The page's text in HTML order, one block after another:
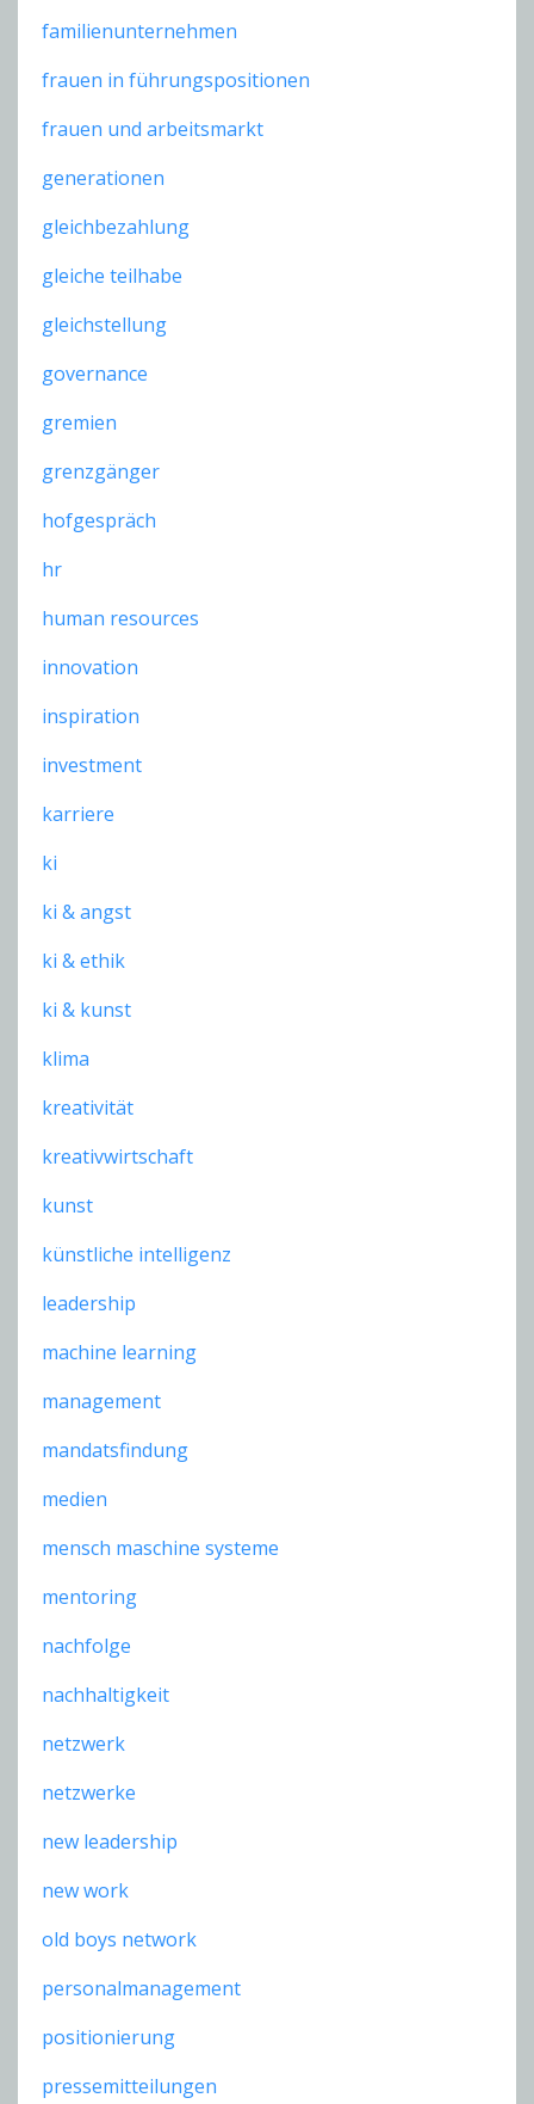
familienunternehmen
frauen in führungspositionen
frauen und arbeitsmarkt
generationen
gleichbezahlung
gleiche teilhabe
gleichstellung
governance
gremien
grenzgänger
hofgespräch
hr
human resources
innovation
inspiration
investment
karriere
ki
ki & angst
ki & ethik
ki & kunst
klima
kreativität
kreativwirtschaft
kunst
künstliche intelligenz
leadership
machine learning
management
mandatsfindung
medien
mensch maschine systeme
mentoring
nachfolge
nachhaltigkeit
netzwerk
netzwerke
new leadership
new work
old boys network
personalmanagement
positionierung
pressemitteilungen